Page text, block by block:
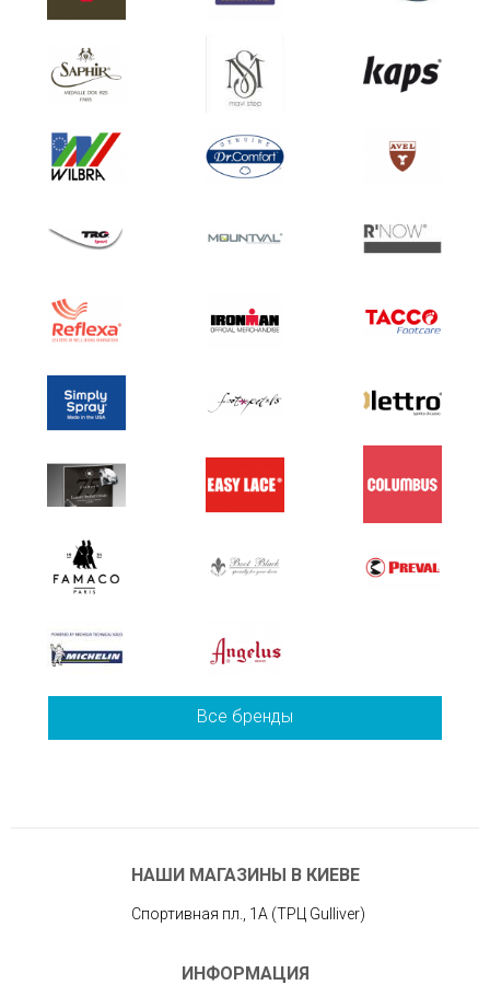
Все бренды
НАШИ МАГАЗИНЫ В КИЕВЕ
Спортивная пл., 1А (ТРЦ Gulliver)
ИНФОРМАЦИЯ